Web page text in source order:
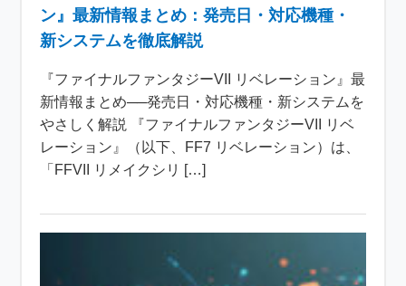
ン』最新情報まとめ：発売日・対応機種・
新システムを徹底解説
『ファイナルファンタジーVII リベレーション』最
新情報まとめ──発売日・対応機種・新システムを
やさしく解説 『ファイナルファンタジーVII リベ
レーション』（以下、FF7 リベレーション）は、
「FFVII リメイクシリ […]